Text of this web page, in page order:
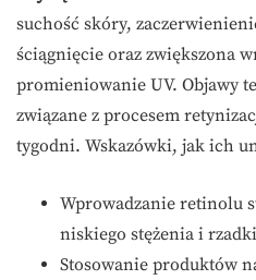
suchość skóry,
ściągnięcie oraz zwiększona
promieniowanie UV. Objawy
związane z procesem
tygodni. Wskazówki, jak ich
Wprowadzanie retinolu
niskiego stężenia i
Stosowanie produktów